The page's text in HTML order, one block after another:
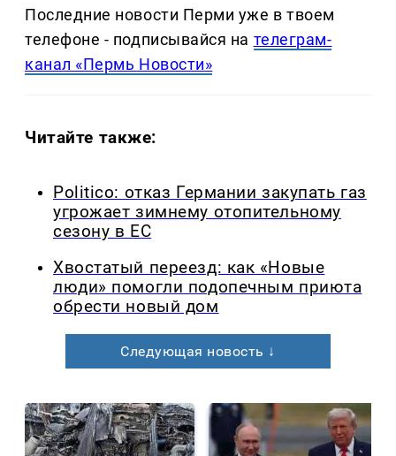
Последние новости Перми уже в твоем
телефоне - подписывайся на телеграм-
канал «Пермь Новости»
Читайте также:
Politico: отказ Германии закупать газ
угрожает зимнему отопительному
сезону в ЕС
Хвостатый переезд: как «Новые
люди» помогли подопечным приюта
обрести новый дом
Следующая новость ↓